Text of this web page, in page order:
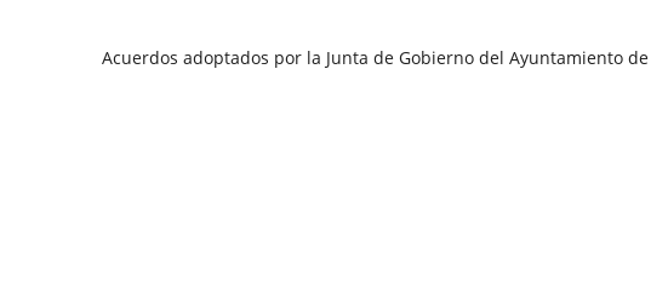
Acuerdos adoptados por la Junta de Gobierno del Ayuntamiento